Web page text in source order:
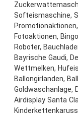
Softeismaschine,
Fotoaktionen,
Roboter,
Bayrische Gaudi,
Wettmelken,
Ballongirlanden,
Goldwaschanlage,
Airdisplay Santa